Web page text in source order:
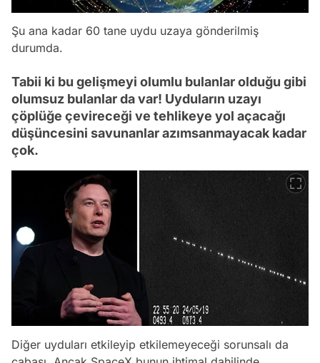
Şu ana kadar 60 tane uydu uzaya gönderilmiş
durumda.
Tabii ki bu gelişmeyi olumlu bulanlar olduğu gibi
olumsuz bulanlar da var! Uyduların uzayı
çöplüğe çevireceği ve tehlikeye yol açacağı
düşüncesini savunanlar azımsanmayacak kadar
çok.
Diğer uyduları etkileyip etkilemeyeceği sorunsalı da